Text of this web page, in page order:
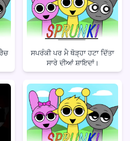
ਸਪਰੰਕੀ ਪਰ ਮੈ ਥੋੜ੍ਹਾ ਹਟਾ ਦਿੱਤਾ
ਸਾਰੇ ਦੀਆਂ ਸ਼ਾਇਦਾਂ।